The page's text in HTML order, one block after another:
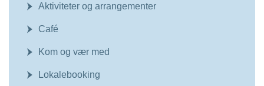
Aktiviteter og arrangementer
Café
Kom og vær med
Lokalebooking